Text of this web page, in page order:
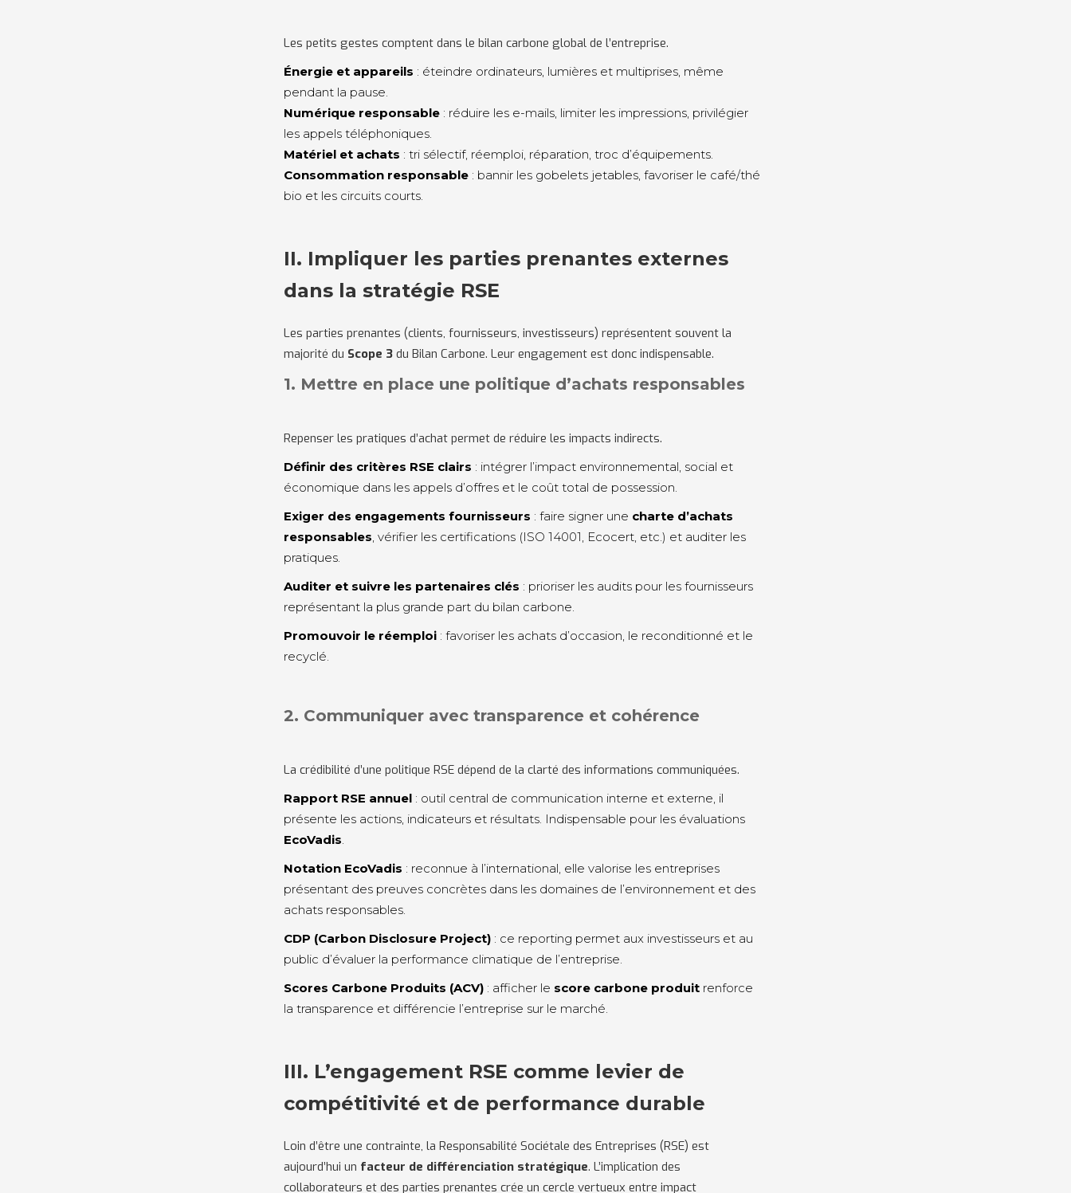
Les petits gestes comptent dans le bilan carbone global de l’entreprise.
Énergie et appareils : éteindre ordinateurs, lumières et multiprises, même
pendant la pause.
Numérique responsable : réduire les e-mails, limiter les impressions, privilégier
les appels téléphoniques.
Matériel et achats : tri sélectif, réemploi, réparation, troc d’équipements.
Consommation responsable : bannir les gobelets jetables, favoriser le café/thé
bio et les circuits courts.
II. Impliquer les parties prenantes externes
dans la stratégie RSE
Les parties prenantes (clients, fournisseurs, investisseurs) représentent souvent la
majorité du Scope 3 du Bilan Carbone. Leur engagement est donc indispensable.
1. Mettre en place une politique d’achats responsables
Repenser les pratiques d’achat permet de réduire les impacts indirects.
Définir des critères RSE clairs : intégrer l’impact environnemental, social et
économique dans les appels d’offres et le coût total de possession.
Exiger des engagements fournisseurs : faire signer une charte d’achats
responsables, vérifier les certifications (ISO 14001, Ecocert, etc.) et auditer les
pratiques.
Auditer et suivre les partenaires clés : prioriser les audits pour les fournisseurs
représentant la plus grande part du bilan carbone.
Promouvoir le réemploi : favoriser les achats d’occasion, le reconditionné et le
recyclé.
2. Communiquer avec transparence et cohérence
La crédibilité d’une politique RSE dépend de la clarté des informations communiquées.
Rapport RSE annuel : outil central de communication interne et externe, il
présente les actions, indicateurs et résultats. Indispensable pour les évaluations
EcoVadis.
Notation EcoVadis : reconnue à l’international, elle valorise les entreprises
présentant des preuves concrètes dans les domaines de l’environnement et des
achats responsables.
CDP (Carbon Disclosure Project) : ce reporting permet aux investisseurs et au
public d’évaluer la performance climatique de l’entreprise.
Scores Carbone Produits (ACV) : afficher le score carbone produit renforce
la transparence et différencie l’entreprise sur le marché.
III. L’engagement RSE comme levier de
compétitivité et de performance durable
Loin d’être une contrainte, la Responsabilité Sociétale des Entreprises (RSE) est
aujourd’hui un facteur de différenciation stratégique. L’implication des
collaborateurs et des parties prenantes crée un cercle vertueux entre impact